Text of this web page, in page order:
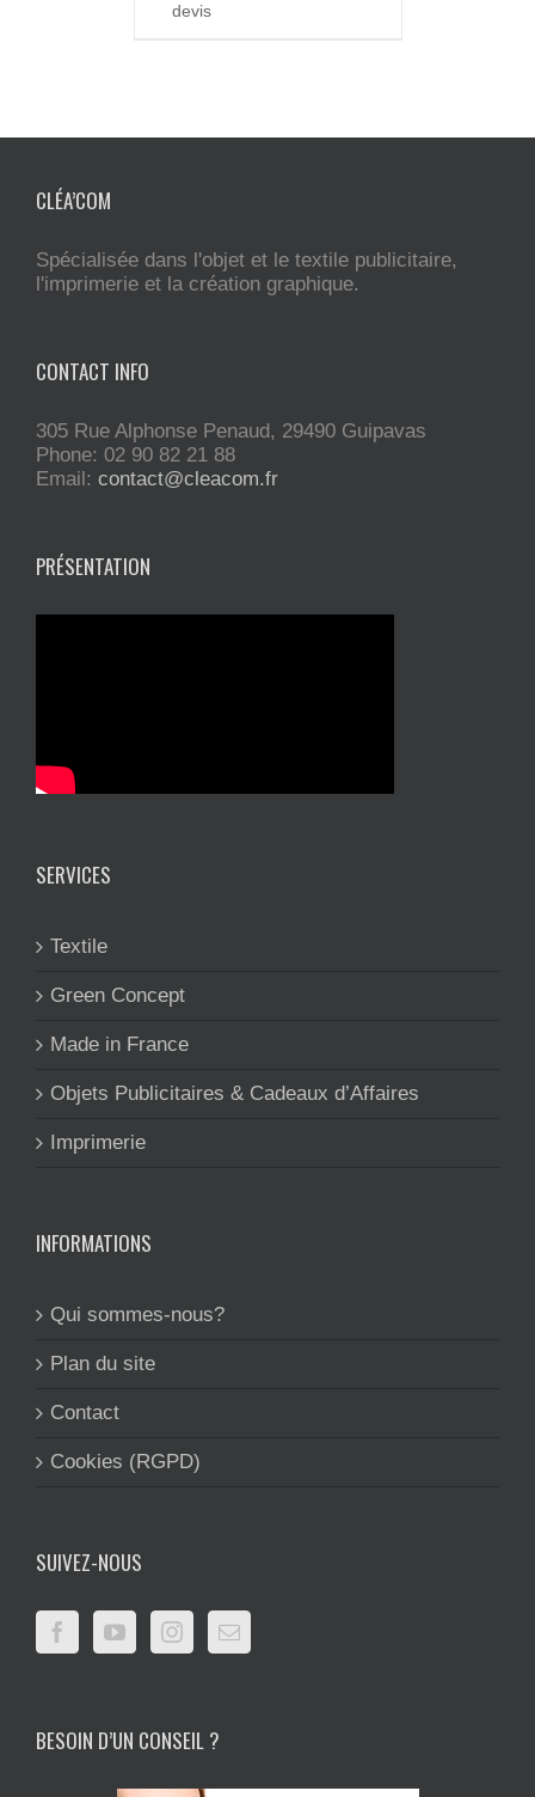
devis
CLÉA’COM
Spécialisée dans l'objet et le textile publicitaire,
l'imprimerie et la création graphique.
CONTACT INFO
305 Rue Alphonse Penaud, 29490 Guipavas
Phone: 02 90 82 21 88
Email: contact@cleacom.fr
PRÉSENTATION
SERVICES
Textile
Green Concept
Made in France
Objets Publicitaires & Cadeaux d’Affaires
Imprimerie
INFORMATIONS
Qui sommes-nous?
Plan du site
Contact
Cookies (RGPD)
SUIVEZ-NOUS
BESOIN D’UN CONSEIL ?